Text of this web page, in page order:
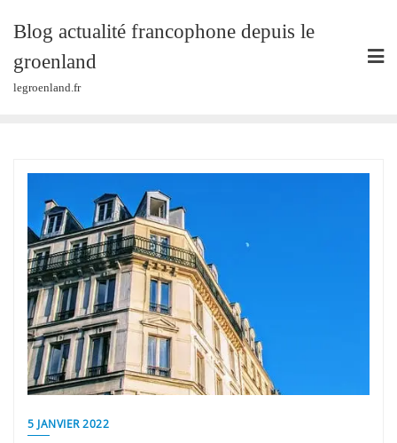
content
Blog actualité francophone depuis le
groenland
legroenland.fr
5 JANVIER 2022